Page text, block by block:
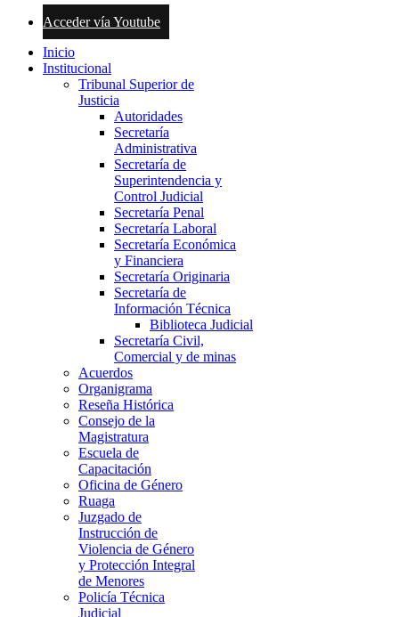
Acceder vía Youtube
Inicio
Institucional
Tribunal Superior de
Justicia
Autoridades
Secretaría
Administrativa
Secretaría de
Superintendencia y
Control Judicial
Secretaría Penal
Secretaría Laboral
Secretaría Económica
y Financiera
Secretaría Originaria
Secretaría de
Información Técnica
Biblioteca Judicial
Secretaría Civil,
Comercial y de minas
Acuerdos
Organigrama
Reseña Histórica
Consejo de la
Magistratura
Escuela de
Capacitación
Oficina de Género
Ruaga
Juzgado de
Instrucción de
Violencia de Género
y Protección Integral
de Menores
Policía Técnica
Judicial